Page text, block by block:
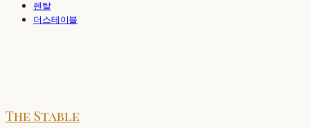
렌탈
더스테이블
The Stable